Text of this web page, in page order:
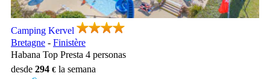
Camping Kervel, Camping Bretagne
Camping Kervel
Bretagne - Finistère
Habana Top Presta 4 personas
desde 294 la semana